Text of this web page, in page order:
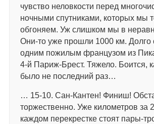
чувство неловкости перед
ночными спутниками, которых мы
обгоняем. Уж слишком мы в
Они-то уже прошли 1000 км. Долго
одним пожилым французом из
4-й Париж-Брест. Тяжело. Боится,
было не последний раз…
… 15-10. Сан-Кантен! Финиш!
торжественно. Уже километров за
каждом перекрестке стоят пары-